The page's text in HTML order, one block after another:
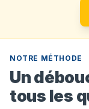
NOTRE MÉTHODE
Un
tous les